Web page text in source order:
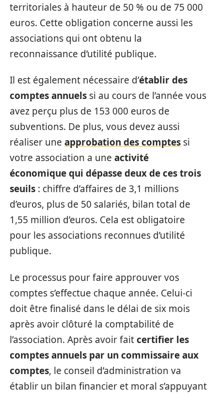
territoriales à hauteur de 50 % ou de 75 000
euros. Cette obligation concerne aussi les
associations qui ont obtenu la
reconnaissance d’utilité publique.
Il est également nécessaire d’établir des
comptes annuels si au cours de l’année vous
avez perçu plus de 153 000 euros de
subventions. De plus, vous devez aussi
réaliser une approbation des comptes si
votre association a une activité
économique qui dépasse deux de ces trois
seuils : chiffre d’affaires de 3,1 millions
d’euros, plus de 50 salariés, bilan total de
1,55 million d’euros. Cela est obligatoire
pour les associations reconnues d’utilité
publique.
Le processus pour faire approuver vos
comptes s’effectue chaque année. Celui-ci
doit être finalisé dans le délai de six mois
après avoir clôturé la comptabilité de
l’association. Après avoir faitcertifier les
comptes annuels par un commissaire aux
comptes, le conseil d’administration va
établir un bilan financier et moral s’appuyant